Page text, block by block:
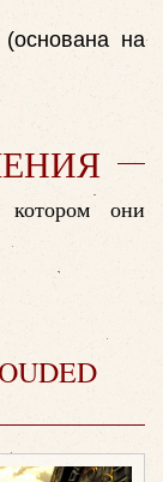
(основана на
они